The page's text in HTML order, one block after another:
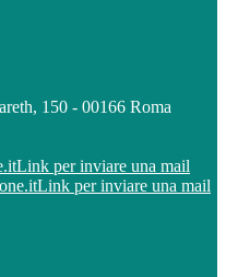
150 - 00166 Roma
Link per inviare una mail
Link per inviare una mail